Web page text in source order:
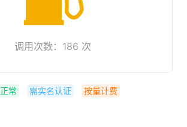
调用次数：186 次
正常 需实名认证
按量计费